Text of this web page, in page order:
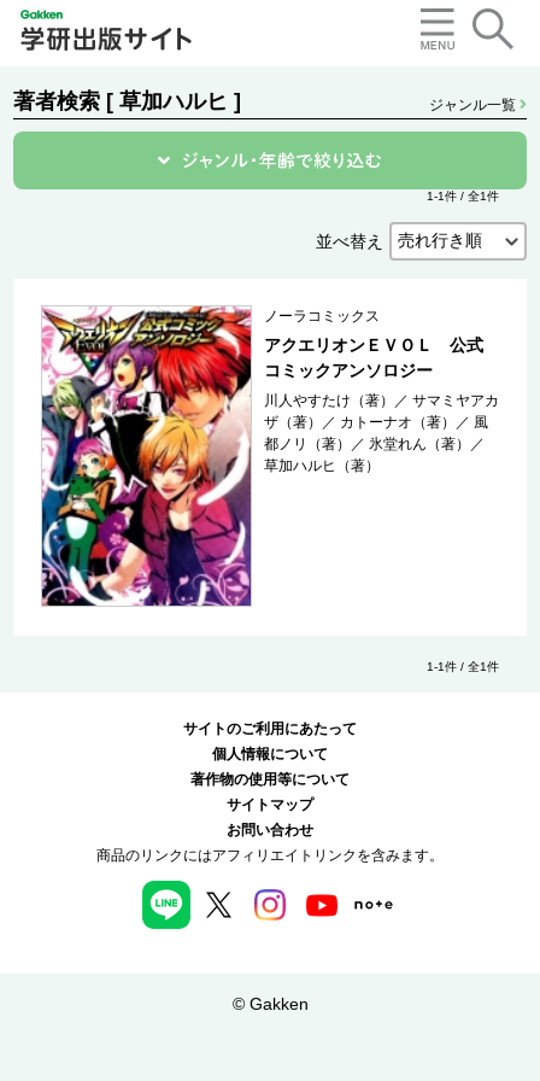
著者検索 [ 草加ハルヒ ] ジャンル一覧
1-1件 / 全1件
並べ替え
ノーラコミックス
アクエリオンＥＶＯＬ 公式
コミックアンソロジー
川人やすたけ（著） ／サマミヤアカ
ザ（著）
／ カトーナオ（著） ／ 風
都ノリ（著）
／氷堂れん（著）
／
草加ハルヒ（著）
1-1件 / 全1件
サイトのご利用にあたって
個人情報について
著作物の使用等について
サイトマップ
お問い合わせ
商品のリンクにはアフィリエイトリンクを含みます。
© Gakken